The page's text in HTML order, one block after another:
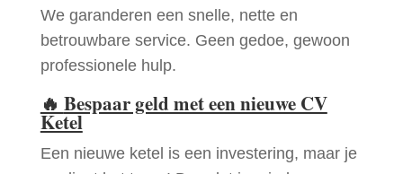
We garanderen een snelle, nette en
betrouwbare service. Geen gedoe, gewoon
professionele hulp.
🔥 Bespaar geld met een nieuwe CV
Ketel
Een nieuwe ketel is een investering, maar je